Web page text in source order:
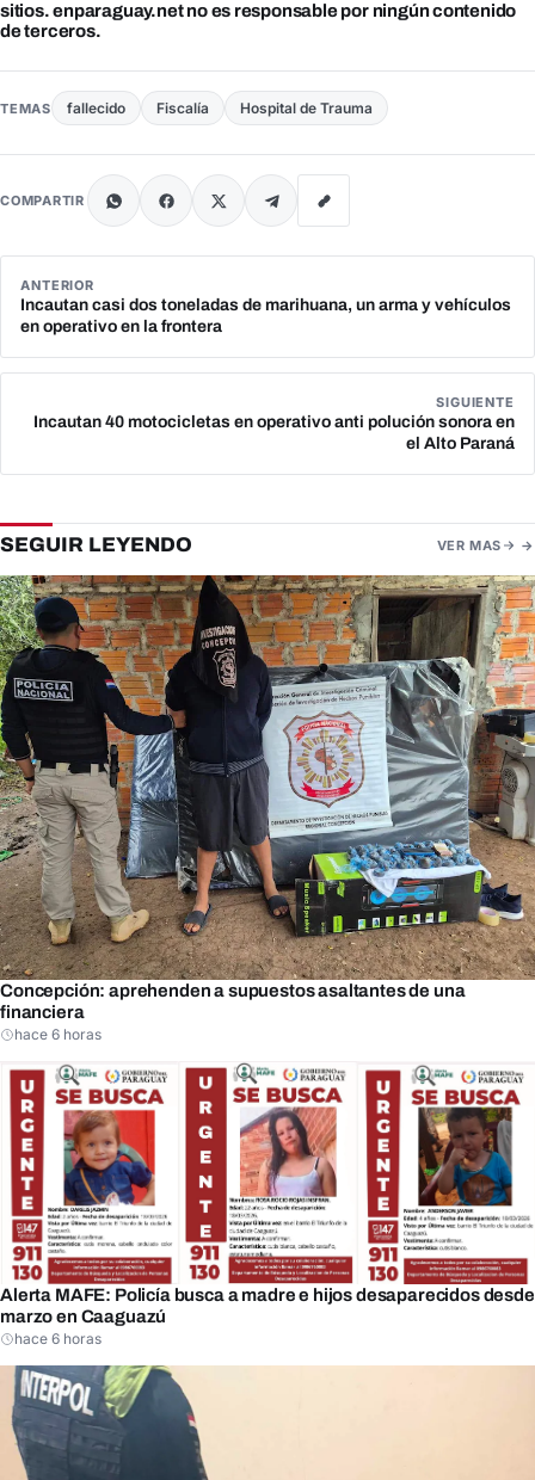
sitios. enparaguay.net no es responsable por ningún contenido
de terceros.
TEMAS fallecido Fiscalía Hospital de Trauma
COMPARTIR
ANTERIOR
Incautan casi dos toneladas de marihuana, un arma y vehículos
en operativo en la frontera
SIGUIENTE
Incautan 40 motocicletas en operativo anti polución sonora en
el Alto Paraná
SEGUIR LEYENDO VER MAS
Concepción: aprehenden a supuestos asaltantes de una
financiera
hace 6 horas
Alerta MAFE: Policía busca a madre e hijos desaparecidos desde
marzo en Caaguazú
hace 6 horas